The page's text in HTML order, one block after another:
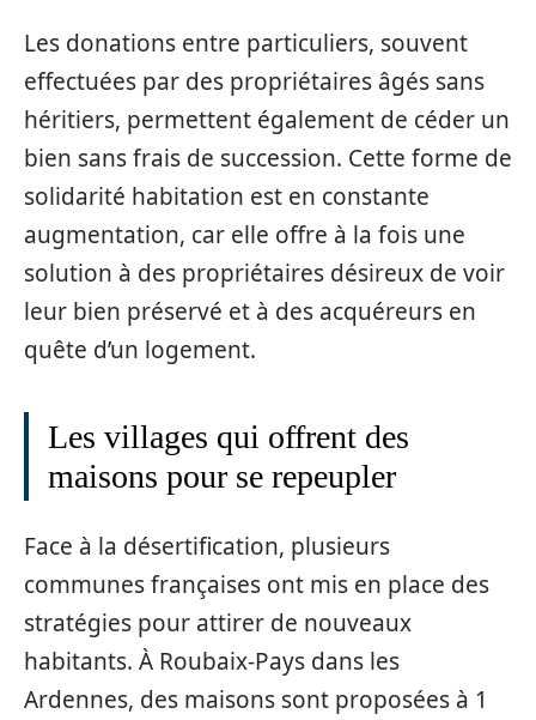
Les donations entre particuliers, souvent
effectuées par des propriétaires âgés sans
héritiers, permettent également de céder un
bien sans frais de succession. Cette forme de
solidarité habitation est en constante
augmentation, car elle offre à la fois une
solution à des propriétaires désireux de voir
leur bien préservé et à des acquéreurs en
quête d’un logement.
Les villages qui offrent des
maisons pour se repeupler
Face à la désertification, plusieurs
communes françaises ont mis en place des
stratégies pour attirer de nouveaux
habitants. À Roubaix-Pays dans les
Ardennes, des maisons sont proposées à 1